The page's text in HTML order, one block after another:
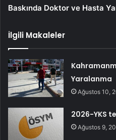
Baskında Doktor ve Hasta
İlgili Makaleler
Yaralanma
Ağustos 10,
2026-YKS
Ağustos 9,